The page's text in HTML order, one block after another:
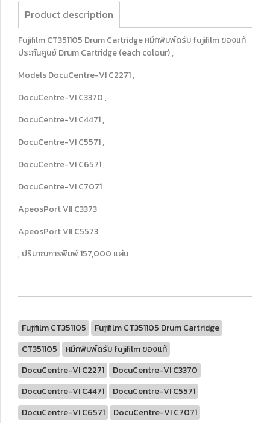
Product description
Fujifilm CT351105 Drum Cartridge หมึกพิมพ์ดรัม fujifilm ของแท้
ประกันศูนย์ Drum Cartridge (each colour) ,
Models DocuCentre-VI C2271 ,
DocuCentre-VI C3370 ,
DocuCentre-VI C4471 ,
DocuCentre-VI C5571 ,
DocuCentre-VI C6571 ,
DocuCentre-VI C7071
ApeosPort VII C3373
ApeosPort VII C5573
, ปริมาณการพิมพ์ 157,000 แผ่น
Fujifilm CT351105
Fujifilm CT351105 Drum Cartridge
CT351105
หมึกพิมพ์ดรัม fujifilm ของแท้
DocuCentre-VI C2271
DocuCentre-VI C3370
DocuCentre-VI C4471
DocuCentre-VI C5571
DocuCentre-VI C6571
DocuCentre-VI C7071